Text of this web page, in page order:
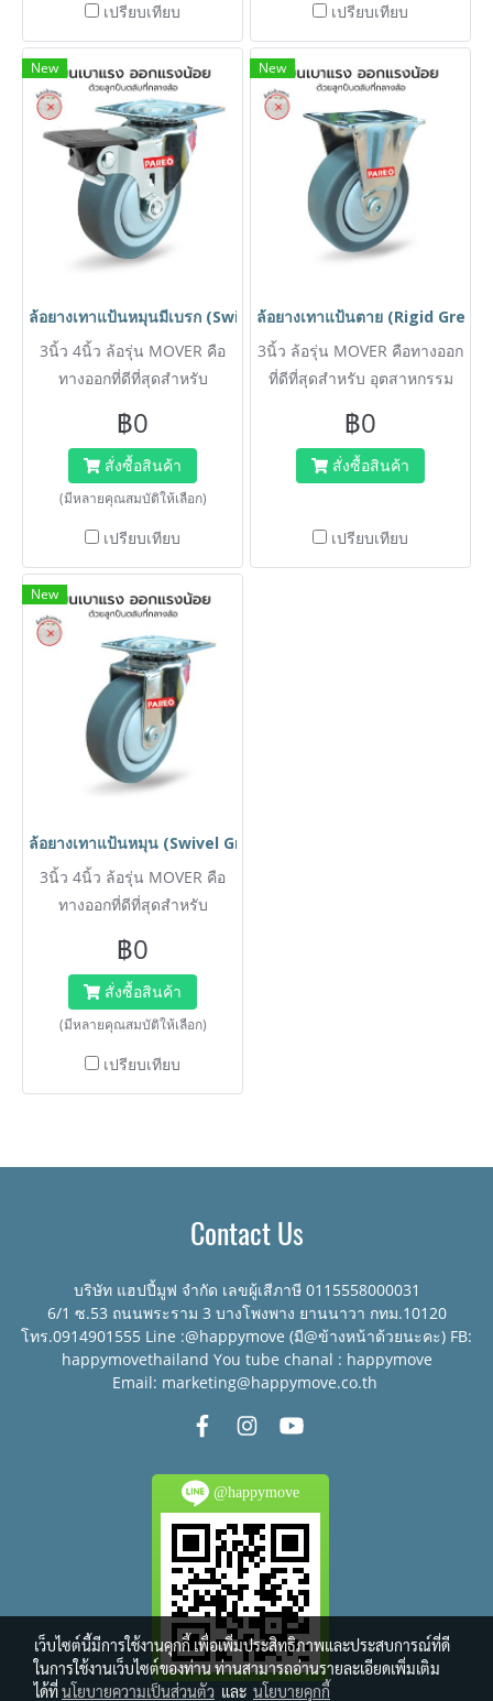
Marking Grey Rubber) การัน
ตีไม่ทิ้งรอยดำ พร้อมลูกปืน 2
ชั้นที่คอล้อ (Double Ball
Bearing) ช่วยให้การเคลื่อน
ย้ายอุปกรณ์ทำได้ง่ายดายและ
เงียบสนิท ไม่รบกวนแขกหรือผู้
ใช้บริการ
เปรียบเทียบ
Marking Grey Rubber) การัน
ตีไม่ทิ้งรอยดำ พร้อมลูกปืน 2
ชั้นที่คอล้อ (Double Ball
Bearing) ช่วยให้การเคลื่อน
ย้ายอุปกรณ์ทำได้ง่ายดายและ
เงียบสนิท ไม่รบกวนแขกหรือผู้
ใช้บริการ
เปรียบเทียบ
New
ล้อยางเทาแป้นหมุนมีเบรก (Swivel with Brake Grey Rubber
3นิ้ว 4นิ้ว ล้อรุ่น MOVER คือ
ทางออกที่ดีที่สุดสำหรับ
โรงพยาบาล, คาเฟ่, สำนักงาน)
ที่ต้องการล้อคุณภาพสูงที่ไม่
สร้างความเสียหายแก่พื้นผิว
Marking Grey Rubber) การัน
ตีไม่ทิ้งรอยดำ พร้อมลูกปืน 2
ชั้นที่คอล้อ (Double Ball
Bearing) ช่วยให้การเคลื่อน
ย้ายอุปกรณ์ทำได้ง่ายดายและ
เงียบสนิท ไม่รบกวนแขกหรือผู้
ใช้บริการ
฿0
สั่งซื้อสินค้า
(มีหลายคุณสมบัติให้เลือก)
เปรียบเทียบ
New
ล้อยางเทาแป้นตาย (Rigid Grey
3นิ้ว ล้อรุ่น MOVER คือทางออก
ที่ดีที่สุดสำหรับ อุตสาหกรรม
คาเฟ่, สำนักงาน) ที่ต้องการล้อ
คุณภาพสูงที่ไม่สร้างความเสีย
หายแก่พื้นผิว เนื้อยางเทาพิเศษ
การันตีไม่ทิ้งรอยดำ ช่วยให้การ
เคลื่อนย้ายอุปกรณ์ทำได้
฿0
สั่งซื้อสินค้า
เปรียบเทียบ
New
ล้อยางเทาแป้นหมุน (Swivel Grey Rubber Caster) รุ่น MOVER ยี่ห้
3นิ้ว 4นิ้ว ล้อรุ่น MOVER คือ
ทางออกที่ดีที่สุดสำหรับ
โรงพยาบาล, คาเฟ่, สำนักงาน)
ที่ต้องการล้อคุณภาพสูงที่ไม่
สร้างความเสียหายแก่พื้นผิว
Marking Grey Rubber) การัน
ตีไม่ทิ้งรอยดำ พร้อมลูกปืน 2
฿0
สั่งซื้อสินค้า
(มีหลายคุณสมบัติให้เลือก)
เปรียบเทียบ
Contact Us
บริษัท แฮปปี้มูฟ จำกัด เลขผู้เสีภาษี 0115558000031
6/1 ซ.53 ถนนพระราม 3 บางโพงพาง ยานนาวา กทม.10120
โทร.0914901555 Line :@happymove (มี@ข้างหน้าด้วยนะคะ) FB:
happymovethailand You tube chanal : happymove
Email: marketing@happymove.co.th
@happymove
เว็บไซต์นี้มีการใช้งานคุกกี้ เพื่อเพิ่มประสิทธิภาพและประสบการณ์ที่ดี
ในการใช้งานเว็บไซต์ของท่าน ท่านสามารถอ่านรายละเอียดเพิ่มเติม
ได้ที่นโยบายความเป็นส่วนตัว และ นโยบายคุกกี้